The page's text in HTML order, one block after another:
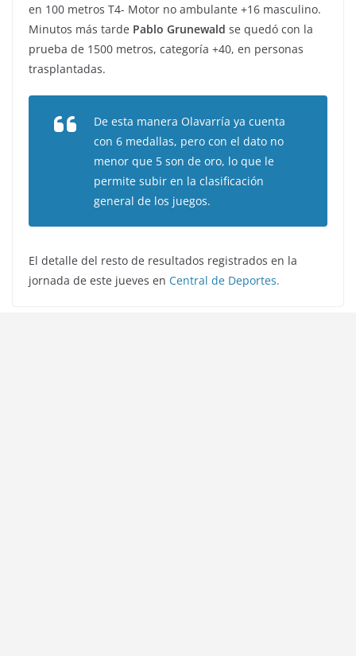
en 100 metros T4- Motor no ambulante +16 masculino.
Minutos más tarde Pablo Grunewald se quedó con la
prueba de 1500 metros, categoría +40, en personas
trasplantadas.
De esta manera Olavarría ya cuenta
con 6 medallas, pero con el dato no
menor que 5 son de oro, lo que le
permite subir en la clasificación
general de los juegos.
El detalle del resto de resultados registrados en la
jornada de este jueves en Central de Deportes.